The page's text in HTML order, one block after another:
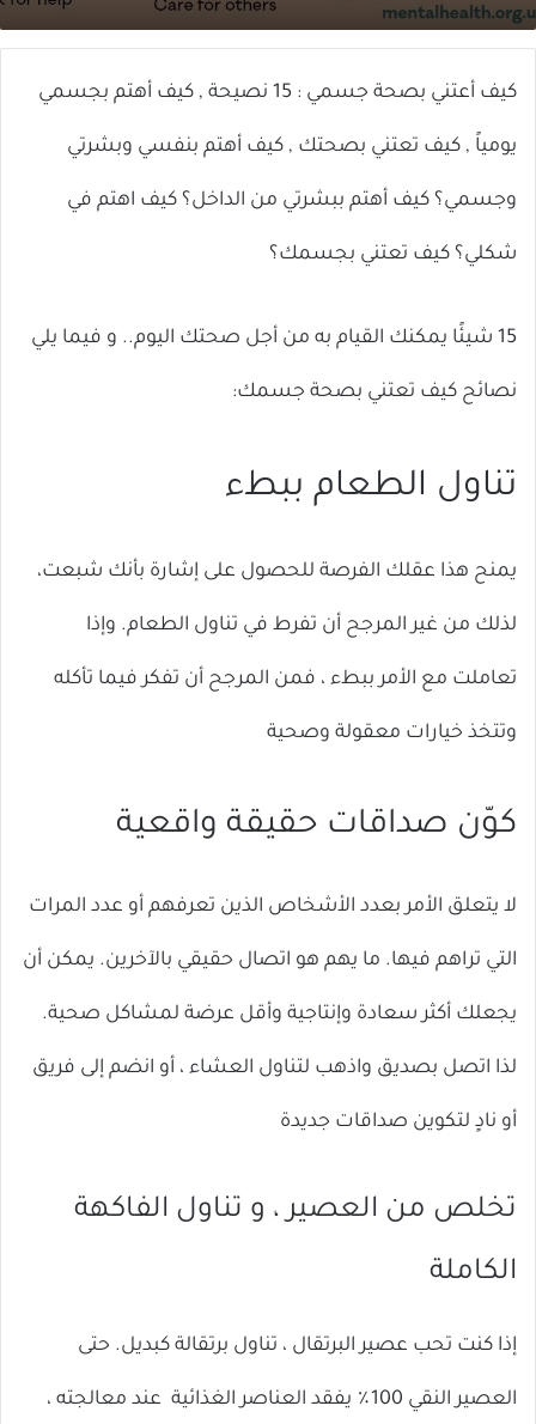
كيف أعتني بصحة جسمي : 15 نصيحة , كيف أهتم بجسمي
يومياً , كيف تعتني بصحتك , كيف أهتم بنفسي وبشرتي
وجسمي؟ كيف أهتم ببشرتي من الداخل؟ كيف اهتم في
شكلي؟ كيف تعتني بجسمك؟
15 شيئًا يمكنك القيام به من أجل صحتك اليوم.. و فيما يلي
نصائح كيف تعتني بصحة جسمك:
تناول الطعام ببطء
يمنح هذا عقلك الفرصة للحصول على إشارة بأنك شبعت،
لذلك من غير المرجح أن تفرط في تناول الطعام. وإذا
تعاملت مع الأمر ببطء ، فمن المرجح أن تفكر فيما تأكله
وتتخذ خيارات معقولة وصحية
كوّن صداقات حقيقة واقعية
لا يتعلق الأمر بعدد الأشخاص الذين تعرفهم أو عدد المرات
التي تراهم فيها. ما يهم هو اتصال حقيقي بالآخرين. يمكن أن
يجعلك أكثر سعادة وإنتاجية وأقل عرضة لمشاكل صحية.
لذا اتصل بصديق واذهب لتناول العشاء ، أو انضم إلى فريق
أو نادٍ لتكوين صداقات جديدة
تخلص من العصير ، و تناول الفاكهة
الكاملة
إذا كنت تحب عصير البرتقال ، تناول برتقالة كبديل. حتى
العصير النقي 100٪ يفقد العناصر الغذائية عند معالجته ،